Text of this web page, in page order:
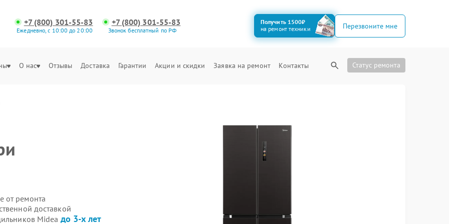
+7 (800) 301-55-83
Ежедневно, с 10:00 до 20:00
+7 (800) 301-55-83
Звонок бесплатный по РФ
Получить 1500₽
на ремонт техники
Перезвоните мне
О нас Отзывы Доставка Гарантии Акции и скидки Заявка на ремонт Контакты Статус ремонта
от ремонта
доставкой
Midea до 3-х лет